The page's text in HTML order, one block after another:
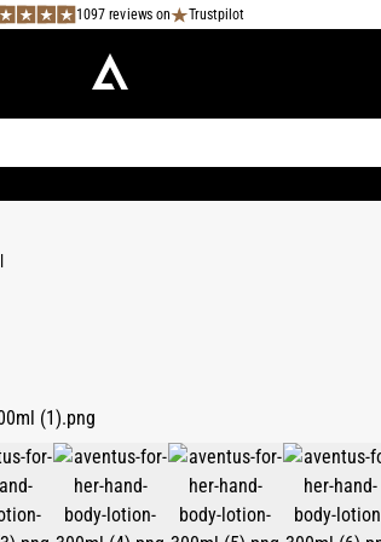
1097 reviews on Trustpilot